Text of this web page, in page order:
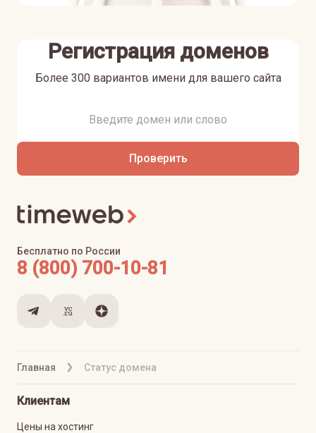
Регистрация доменов
Более 300 вариантов имени для вашего сайта
Проверить
Главная Статус домена
Бесплатно по России
8 (800) 700-10-81
Клиентам
Цены на хостинг